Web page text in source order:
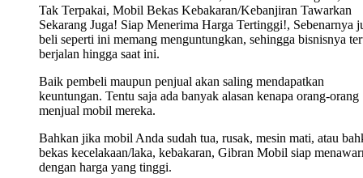
Tak Terpakai, Mobil Bekas Kebakaran/Kebanjiran Tawarkan
Sekarang Juga! Siap Menerima Harga Tertinggi!, Sebenarnya
beli seperti ini memang menguntungkan, sehingga bisnisnya
berjalan hingga saat ini.
Baik pembeli maupun penjual akan saling mendapatkan
keuntungan. Tentu saja ada banyak alasan kenapa orang-orang
menjual mobil mereka.
Bahkan jika mobil Anda sudah tua, rusak, mesin mati, atau
bekas kecelakaan/laka, kebakaran, Gibran Mobil siap
dengan harga yang tinggi.